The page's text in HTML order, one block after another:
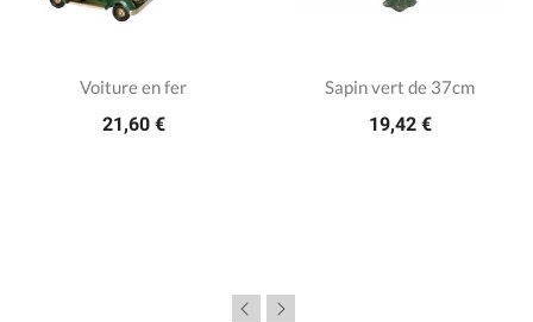
Voiture en fer
21,60 €
Sapin vert de 37cm
19,42 €